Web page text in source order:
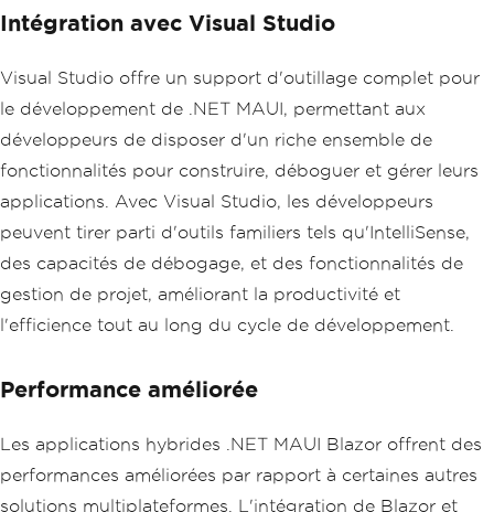
Intégration avec Visual Studio
Visual Studio offre un support d'outillage complet pour
le développement de .NET MAUI, permettant aux
développeurs de disposer d'un riche ensemble de
fonctionnalités pour construire, déboguer et gérer leurs
applications. Avec Visual Studio, les développeurs
peuvent tirer parti d'outils familiers tels qu'IntelliSense,
des capacités de débogage, et des fonctionnalités de
gestion de projet, améliorant la productivité et
l'efficience tout au long du cycle de développement.
Performance améliorée
Les applications hybrides .NET MAUI Blazor offrent des
performances améliorées par rapport à certaines autres
solutions multiplateformes. L'intégration de Blazor et